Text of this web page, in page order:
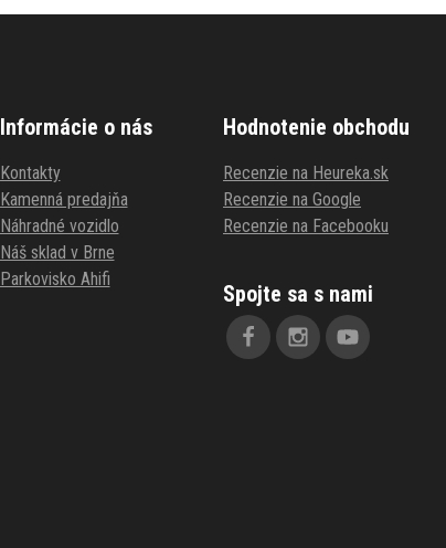
Informácie o nás
Kontakty
Kamenná predajňa
Náhradné vozidlo
Náš sklad v Brne
Parkovisko Ahifi
Hodnotenie obchodu
Recenzie na Heureka.sk
Recenzie na Google
Recenzie na Facebooku
Spojte sa s nami